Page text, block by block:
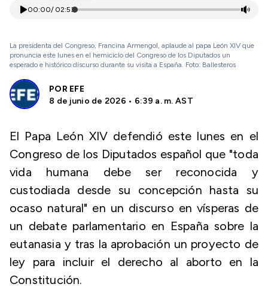
00:00/ 02:53
La presidenta del Congreso, Francina Armengol, aplaude al papa León XIV que
pronuncia este lunes en el hemiciclo del Congreso de los Diputados un
esperado e histórico discurso durante su visita a España. Foto: Ballesteros
POR EFE
8 de junio de 2026 • 6:39 a. m. AST
El Papa León XIV defendió este lunes en el
Congreso de los Diputados español que "toda
vida humana debe ser reconocida y
custodiada desde su concepción hasta su
ocaso natural" en un discurso en vísperas de
un debate parlamentario en España sobre la
eutanasia y tras la aprobación un proyecto de
ley para incluir el derecho al aborto en la
Constitución.